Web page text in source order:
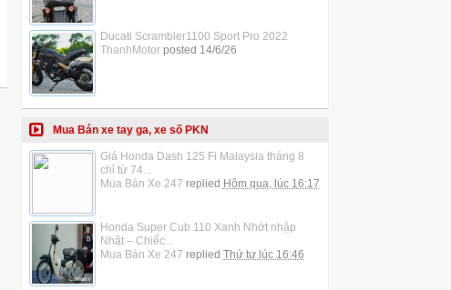
Ducati Scrambler1100 Sport Pro 2022
ThanhMotorposted 14/6/26
Mua Bán xe tay ga, xe số PKN
Giá Honda Dash 125 Fi Malaysia tháng 8
chỉ từ 74...
Mua Bán Xe 247 replied Hôm qua, lúc 16:17
Honda Super Cub 110 Xanh Nhớt nhập
Nhật – Chiếc...
Mua Bán Xe 247 replied Thứ tư lúc 16:46